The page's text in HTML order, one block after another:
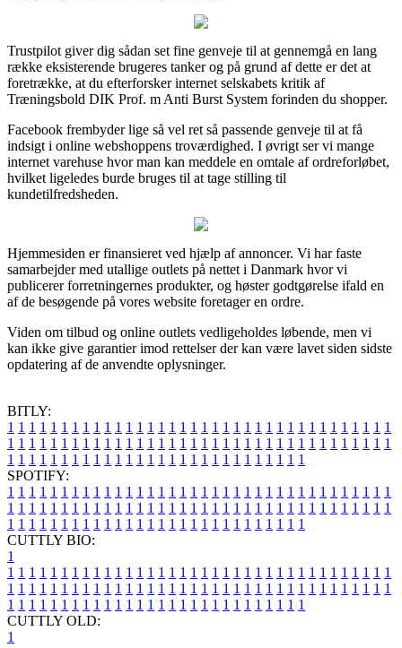
Trustpilot giver dig sådan set fine genveje til at gennemgå en lang
række eksisterende brugeres tanker og på grund af dette er det at
foretrække, at du efterforsker internet selskabets kritik af
Træningsbold DIK Prof. m Anti Burst System forinden du shopper.
Facebook frembyder lige så vel ret så passende genveje til at få
indsigt i online webshoppens troværdighed. I øvrigt ser vi mange
internet varehuse hvor man kan meddele en omtale af ordreforløbet,
hvilket ligeledes burde bruges til at tage stilling til
kundetilfredsheden.
Hjemmesiden er finansieret ved hjælp af annoncer. Vi har faste
samarbejder med utallige outlets på nettet i Danmark hvor vi
publicerer forretningernes produkter, og høster godtgørelse ifald en
af de besøgende på vores website foretager en ordre.
Viden om tilbud og online outlets vedligeholdes løbende, men vi
kan ikke give garantier imod rettelser der kan være lavet siden sidste
opdatering af de anvendte oplysninger.
BITLY:
1 1 1 1 1 1 1 1 1 1 1 1 1 1 1 1 1 1 1 1 1 1 1 1 1 1 1 1 1 1 1 1 1 1 1 1
1 1 1 1 1 1 1 1 1 1 1 1 1 1 1 1 1 1 1 1 1 1 1 1 1 1 1 1 1 1 1 1 1 1 1 1
1 1 1 1 1 1 1 1 1 1 1 1 1 1 1 1 1 1 1 1 1 1 1 1 1 1 1 1
SPOTIFY:
1 1 1 1 1 1 1 1 1 1 1 1 1 1 1 1 1 1 1 1 1 1 1 1 1 1 1 1 1 1 1 1 1 1 1 1
1 1 1 1 1 1 1 1 1 1 1 1 1 1 1 1 1 1 1 1 1 1 1 1 1 1 1 1 1 1 1 1 1 1 1 1
1 1 1 1 1 1 1 1 1 1 1 1 1 1 1 1 1 1 1 1 1 1 1 1 1 1 1 1
CUTTLY BIO:
1
1 1 1 1 1 1 1 1 1 1 1 1 1 1 1 1 1 1 1 1 1 1 1 1 1 1 1 1 1 1 1 1 1 1 1 1
1 1 1 1 1 1 1 1 1 1 1 1 1 1 1 1 1 1 1 1 1 1 1 1 1 1 1 1 1 1 1 1 1 1 1 1
1 1 1 1 1 1 1 1 1 1 1 1 1 1 1 1 1 1 1 1 1 1 1 1 1 1 1 1
CUTTLY OLD:
1